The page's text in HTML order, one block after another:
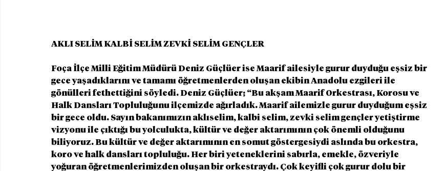
AKLI SELİM KALBİ SELİM ZEVKİ SELİM GENÇLER
Foça İlçe Milli Eğitim Müdürü Deniz Güçlüer ise Maarif ailesiyle gurur duyduğu eşsiz bir
gece yaşadıklarını ve tamamı öğretmenlerden oluşan ekibin Anadolu ezgileri ile
gönülleri fethettiğini söyledi. Deniz Güçlüer; “Bu akşam Maarif Orkestrası, Korosu ve
Halk Dansları Topluluğunu ilçemizde ağırladık. Maarif ailemizle gurur duyduğum eşsiz
bir gece oldu. Sayın bakanımızın aklıselim, kalbi selim, zevki selim gençler yetiştirme
vizyonu ile çıktığı bu yolculukta, kültür ve değer aktarımının çok önemli olduğunu
biliyoruz. Bu kültür ve değer aktarımının en somut göstergesiydi aslında bu orkestra,
koro ve halk dansları topluluğu. Her biri yeteneklerini sabırla, emekle, özveriyle
yoğuran öğretmenlerimizden oluşan bir orkestraydı. Çok keyifli çok gurur dolu bir